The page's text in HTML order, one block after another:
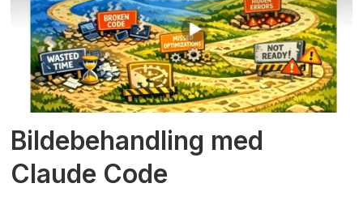
Bildebehandling med
Claude Code